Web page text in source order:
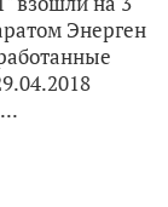
Энерген